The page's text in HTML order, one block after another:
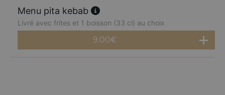
Menu pita kebab
Livré avec frites et 1 boisson (33 cl) au choix
9.00€